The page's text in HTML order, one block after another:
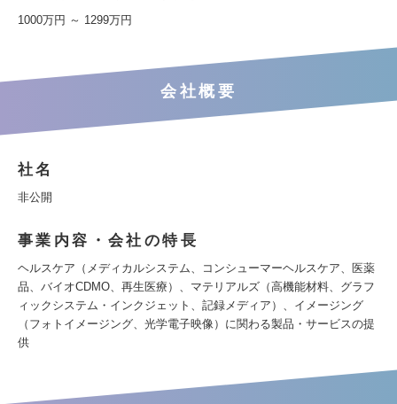
1000万円 ～ 1299万円
会社概要
社名
非公開
事業内容・会社の特長
ヘルスケア（メディカルシステム、コンシューマーヘルスケア、医薬
品、バイオCDMO、再生医療）、マテリアルズ（高機能材料、グラフ
ィックシステム・インクジェット、記録メディア）、イメージング
（フォトイメージング、光学電子映像）に関わる製品・サービスの提
供